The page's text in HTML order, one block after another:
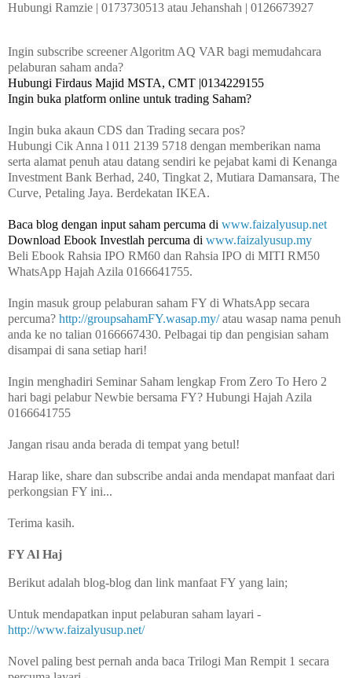
Hubungi Ramzie | 0173730513 atau Jehanshah | 0126673927
Ingin subscribe screener Algoritm AQ VAR bagi memudahcara
pelaburan saham anda?
Hubungi Firdaus Majid MSTA, CMT |0134229155
Ingin buka platform online untuk trading Saham?
Ingin buka akaun CDS dan Trading secara pos?
Hubungi Cik Anna l 011 2139 5718 dengan memberikan nama
serta alamat penuh atau datang sendiri ke pejabat kami di Kenanga
Investment Bank Berhad, 240, Tingkat 2, Mutiara Damansara, The
Curve, Petaling Jaya. Berdekatan IKEA.
Baca blog dengan input saham percuma di www.faizalyusup.net
Download Ebook Investlah percuma di www.faizalyusup.my
Beli Ebook Rahsia IPO RM60 dan Rahsia IPO di MITI RM50
WhatsApp Hajah Azila 0166641755.
Ingin masuk group pelaburan saham FY di WhatsApp secara
percuma? http://groupsahamFY.wasap.my/atau wasap nama penuh
anda ke no talian 0166667430. Pelbagai tip dan pengisian saham
disampai di sana setiap hari!
Ingin menghadiri Seminar Saham lengkap From Zero To Hero 2
hari bagi pelabur Newbie bersama FY? Hubungi Hajah Azila
0166641755
Jangan risau anda berada di tempat yang betul!
Harap like, share dan subscribe andai anda mendapat manfaat dari
perkongsian FY ini...
Terima kasih.
FY Al Haj
Berikut adalah blog-blog dan link manfaat FY yang lain;
Untuk mendapatkan input pelaburan saham layari -
http://www.faizalyusup.net/
Novel paling best pernah anda baca Trilogi Man Rempit 1 secara